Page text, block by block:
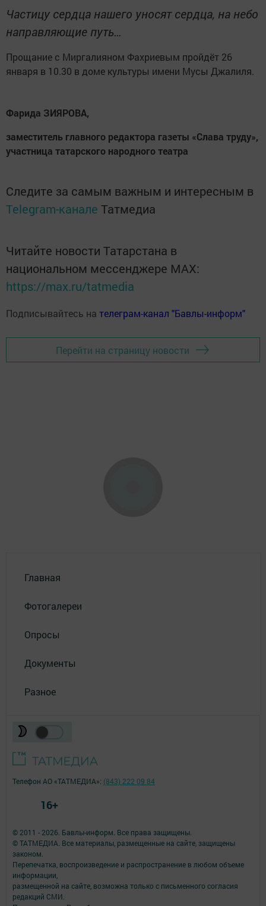
Частицу сердца нашего уносят сердца, на небо
направляющие путь…
Прощание с Миргалияном Фахриевым пройдёт 26
января в 10.30 в доме культуры имени Мусы Джалиля.
Фарида ЗИЯРОВА,
заместитель главного редактора газеты «Слава труду»,
участница татарского народного театра
Следите за самым важным и интересным в
Telegram-канале Татмедиа
Читайте новости Татарстана в
национальном мессенджере MАХ:
https://max.ru/tatmedia
Подписывайтесь на телеграм-канал "Бавлы-информ"
Перейти на страницу новости
Главная
Фотогалереи
Опросы
Документы
Разное
© 2011 - 2026. Бавлы-информ. Все права защищены.
© ТАТМЕДИА. Все материалы, размещенные на сайте, защищены
законом.
Перепечатка, воспроизведение и распространение в любом объеме
информации,
размещенной на сайте, возможна только с письменного согласия
редакций СМИ.
Телефон АО «ТАТМЕДИА»: (843) 222 09 84
16+